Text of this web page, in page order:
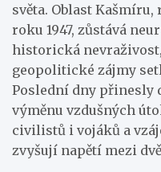
světa. Oblast Kašmíru,
roku 1947, zůstává
historická
geopolitické zájmy
Poslední dny přinesly
výměnu vzdušných
civilistů i vojáků a
zvyšují napětí mezi